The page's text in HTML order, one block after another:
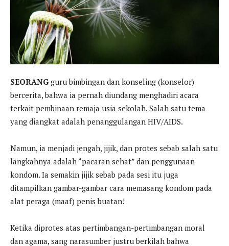
SEORANG guru bimbingan dan konseling (konselor)
bercerita, bahwa ia pernah diundang menghadiri acara
terkait pembinaan remaja usia sekolah. Salah satu tema
yang diangkat adalah penanggulangan HIV/AIDS.
Namun, ia menjadi jengah, jijik, dan protes sebab salah satu
langkahnya adalah “pacaran sehat” dan penggunaan
kondom. Ia semakin jijik sebab pada sesi itu juga
ditampilkan gambar-gambar cara memasang kondom pada
alat peraga (maaf) penis buatan!
Ketika diprotes atas pertimbangan-pertimbangan moral
dan agama, sang narasumber justru berkilah bahwa